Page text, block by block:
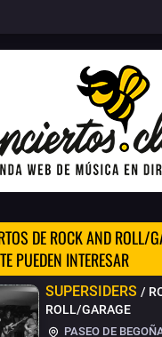
DE ROCK AND ROLL/
PUEDEN INTERESAR
SUPERSIDERS /
ROLL/GARAGE
PASEO DE